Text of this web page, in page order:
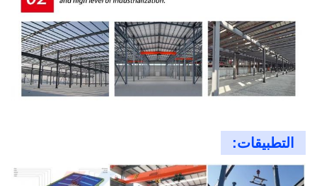
التطبيقات: